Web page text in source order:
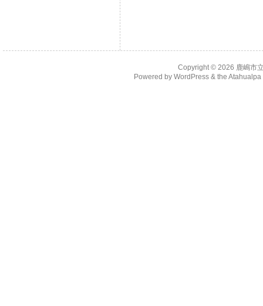
Copyright © 2026 鹿嶋市
Powered by WordPress& the Atahualpa